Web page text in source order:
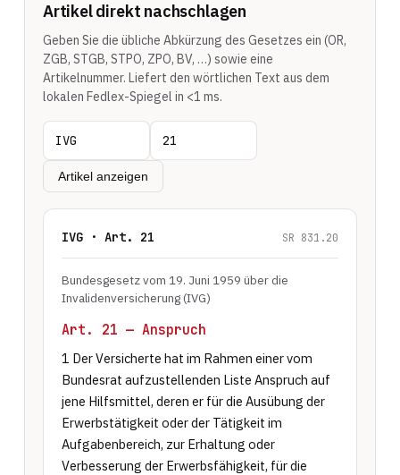
Artikel direkt nachschlagen
Geben Sie die übliche Abkürzung des Gesetzes ein (OR,
ZGB, STGB, STPO, ZPO, BV, …) sowie eine
Artikelnummer. Liefert den wörtlichen Text aus dem
lokalen Fedlex-Spiegel in <1 ms.
Artikel anzeigen
IVG · Art. 21 SR 831.20
Bundesgesetz vom 19. Juni 1959 über die
Invalidenversicherung (IVG)
Art. 21 — Anspruch
1 Der Versicherte hat im Rahmen einer vom
Bundesrat aufzustellenden Liste Anspruch auf
jene Hilfsmittel, deren er für die Ausübung der
Erwerbstätigkeit oder der Tätigkeit im
Aufgabenbereich, zur Erhaltung oder
Verbesserung der Erwerbsfähigkeit, für die